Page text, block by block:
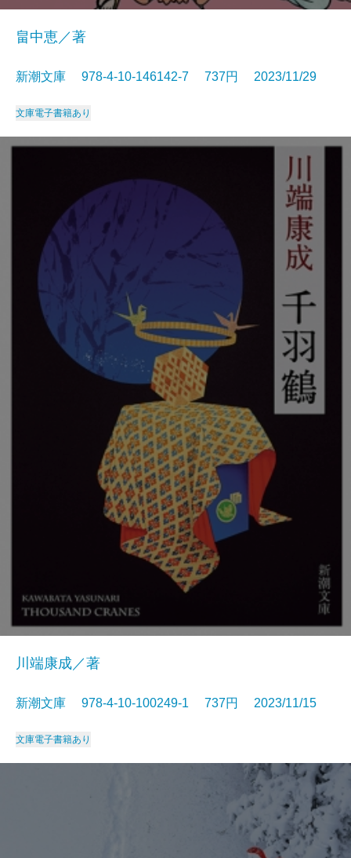
畠中恵／著
新潮文庫 978-4-10-146142-7 737円 2023/11/29
文庫電子書籍あり
川端康成／著
新潮文庫 978-4-10-100249-1 737円 2023/11/15
文庫電子書籍あり